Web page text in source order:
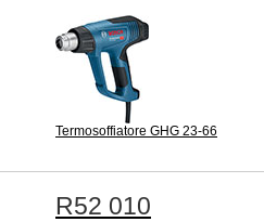
Termosoffiatore GHG 23-66
R52 010